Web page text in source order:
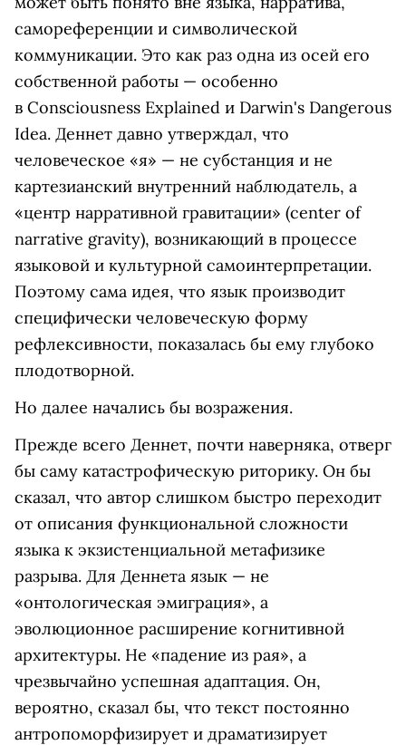
самореференции и символической
коммуникации. Это как раз одна из осей его
собственной работы — особенно
в Consciousness Explained и Darwin's Dangerous
Idea. Деннет давно утверждал, что
человеческое «я» — не субстанция и не
картезианский внутренний наблюдатель, а
«центр нарративной гравитации» (center of
narrative gravity), возникающий в процессе
языковой и культурной самоинтерпретации.
Поэтому сама идея, что язык производит
специфически человеческую форму
рефлексивности, показалась бы ему глубоко
плодотворной.
Но далее начались бы возражения.
Прежде всего Деннет, почти наверняка, отверг
бы саму катастрофическую риторику. Он бы
сказал, что автор слишком быстро переходит
от описания функциональной сложности
языка к экзистенциальной метафизике
разрыва. Для Деннета язык — не
«онтологическая эмиграция», а
эволюционное расширение когнитивной
архитектуры. Не «падение из рая», а
чрезвычайно успешная адаптация. Он,
вероятно, сказал бы, что текст постоянно
антропоморфизирует и драматизирует